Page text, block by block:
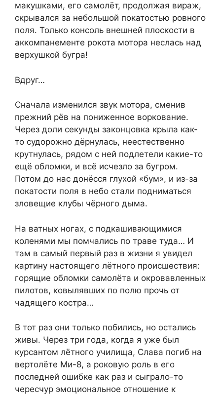
макушками, его самолёт, продолжая вираж,
скрывался за небольшой покатостью ровного
поля. Только консоль внешней плоскости в
аккомпанементе рокота мотора неслась над
верхушкой бугра!
Вдруг…
Сначала изменился звук мотора, сменив
прежний рёв на пониженное воркование.
Через доли секунды законцовка крыла как-
то судорожно дёрнулась, неестественно
крутнулась, рядом с ней подлетели какие-то
ещё обломки, и всё исчезло за бугром.
Потом до нас донёсся глухой «бум», и из-за
покатости поля в небо стали подниматься
зловещие клубы чёрного дыма.
На ватных ногах, с подкашивающимися
коленями мы помчались по траве туда… И
там в самый первый раз в жизни я увидел
картину настоящего лётного происшествия:
горящие обломки самолёта и окровавленных
пилотов, ковылявших по полю прочь от
чадящего костра…
В тот раз они только побились, но остались
живы. Через три года, когда я уже был
курсантом лётного училища, Слава погиб на
вертолёте Ми-8, а роковую роль в его
последней ошибке как раз и сыграло-то
чересчур эмоциональное отношение к